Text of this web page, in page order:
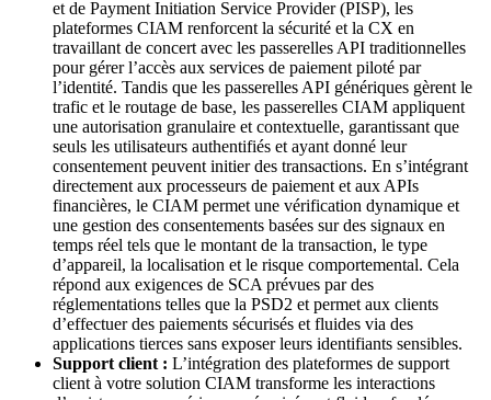
et de Payment Initiation Service Provider (PISP), les
plateformes CIAM renforcent la sécurité et la CX en
travaillant de concert avec les passerelles API traditionnelles
pour gérer l’accès aux services de paiement piloté par
l’identité. Tandis que les passerelles API génériques gèrent le
trafic et le routage de base, les passerelles CIAM appliquent
une autorisation granulaire et contextuelle, garantissant que
seuls les utilisateurs authentifiés et ayant donné leur
consentement peuvent initier des transactions. En s’intégrant
directement aux processeurs de paiement et aux APIs
financières, le CIAM permet une vérification dynamique et
une gestion des consentements basées sur des signaux en
temps réel tels que le montant de la transaction, le type
d’appareil, la localisation et le risque comportemental. Cela
répond aux exigences de SCA prévues par des
réglementations telles que la PSD2 et permet aux clients
d’effectuer des paiements sécurisés et fluides via des
applications tierces sans exposer leurs identifiants sensibles.
Support client : L’intégration des plateformes de support
client à votre solution CIAM transforme les interactions